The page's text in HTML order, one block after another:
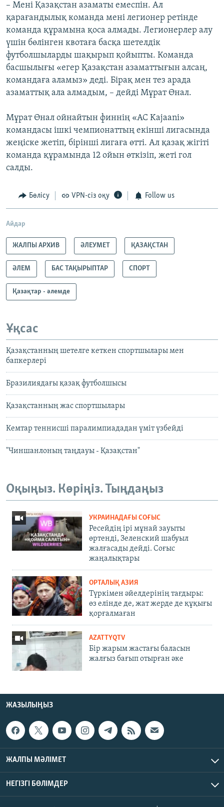
– Мені Қазақстан азаматы емеспін. Ал
қарағандылық команда мені легионер ретінде
команда құрамына қоса алмады. Легионерлер алу
үшін бөлінген квотаға басқа шетелдік
футболшыларды шақырып қойыпты. Команда
басшылығы «егер Қазақстан азаматтығын алсаң,
командаға аламыз» деді. Бірақ мен тез арада
азаматтық ала алмадым, – дейді Мұрат Өнал.
Мұрат Өнал ойнайтын финнің «AC Kajaani»
командасы ішкі чемпионаттың екінші лигасында
жеңіске жетіп, бірінші лигаға өтті. Ал қазақ жігіті
команда құрамында 12 ойын өткізіп, жеті гол
салды.
Бөлісу VPN-сіз оқу Follow us
Айдар
ЖАЛПЫ АРХИВ ӘЛЕУМЕТ ҚАЗАҚСТАН
ӘЛЕМ БАС ТАҚЫРЫПТАР СПОРТ
Қазақтар - әлемде
Ұқсас
Қазақстанның шетелге кеткен спортшылары мен
бапкерлері
Бразилиядағы қазақ футболшысы
Қазақстанның жас спортшылары
Кемтар теннисші паралимпиададан үміт үзбейді
"Чиншанлоның таңдауы - Қазақстан"
Оқыңыз. Көріңіз. Тыңдаңыз
УКРАИНАДАҒЫ СОҒЫС
Ресейдің ірі мұнай зауыты
өртенді, Зеленский шабуыл
жалғасады дейді. Соғыс
жаңалықтары
ОРТАЛЫҚ АЗИЯ
Түркімен әйелдерінің тағдыры:
өз елінде де, жат жерде де құқығы
қорғалмаған
AZATTYQTV
Бір жарым жастағы баласын
жалғыз бағып отырған әке
ЖАЗЫЛЫҢЫЗ
ЖАЛПЫ МӘЛІМЕТ
НЕГІЗГІ БӨЛІМДЕР